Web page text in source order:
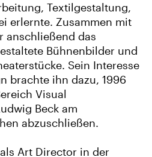
Textilgestaltung,
erlernte. Zusammen mit
anschließend das
Bühnenbilder und
Sein Interesse
brachte ihn dazu, 1996
Visual
Beck am
abzuschließen.
Art Director in der